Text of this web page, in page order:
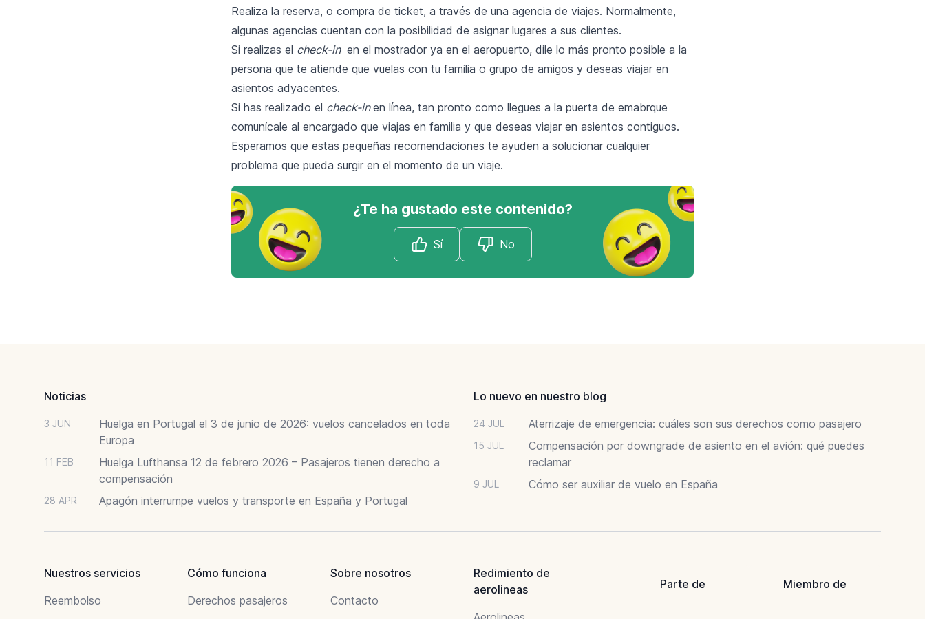
Realiza la reserva, o compra de ticket, a través de una agencia de viajes. Normalmente,
algunas agencias cuentan con la posibilidad de asignar lugares a sus clientes.
Si realizas el check-in en el mostrador ya en el aeropuerto, dile lo más pronto posible a la
persona que te atiende que vuelas con tu familia o grupo de amigos y deseas viajar en
asientos adyacentes.
Si has realizado el check-inen línea, tan pronto como llegues a la puerta de emabrque
comunícale al encargado que viajas en familia y que deseas viajar en asientos contiguos.
Esperamos que estas pequeñas recomendaciones te ayuden a solucionar cualquier
problema que pueda surgir en el momento de un viaje.
¿Te ha gustado este contenido?
Sí No
Noticias
3 JUN
Huelga en Portugal el 3 de junio de 2026: vuelos cancelados en toda
Europa
11 FEB
Huelga Lufthansa 12 de febrero 2026 – Pasajeros tienen derecho a
compensación
28 APR Apagón interrumpe vuelos y transporte en España y Portugal
Lo nuevo en nuestro blog
24 JUL Aterrizaje de emergencia: cuáles son sus derechos como pasajero
15 JUL
Compensación por downgrade de asiento en el avión: qué puedes
reclamar
9 JUL Cómo ser auxiliar de vuelo en España
Nuestros servicios
Reembolso
Cómo funciona
Derechos pasajeros
Sobre nosotros
Contacto
Redimiento de
aerolineas
Parte de Miembro de